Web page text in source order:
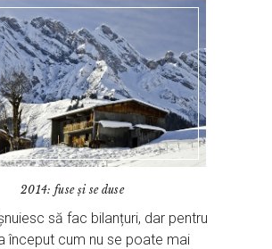
2014: fuse și se duse
să fac bilanțuri, dar pentru
început cum nu se poate mai